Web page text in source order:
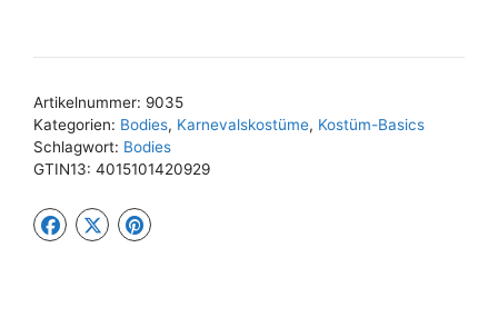
Artikelnummer: 9035
Kategorien: Bodies, Karnevalskostüme, Kostüm-Basics
Schlagwort: Bodies
GTIN13: 4015101420929